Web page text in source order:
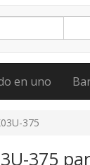
en uno
375
375